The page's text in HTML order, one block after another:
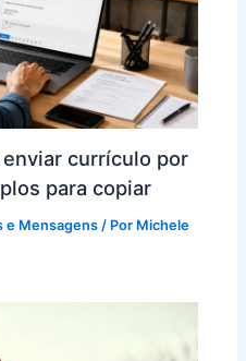
currículo por
para copiar
e Mensagens / Por Michele